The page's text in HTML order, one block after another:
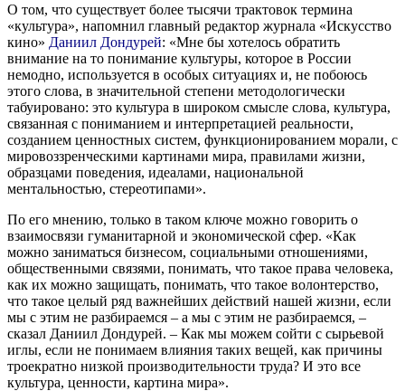
О том, что существует более тысячи трактовок термина
«культура», напомнил главный редактор журнала «Искусство
кино» Даниил Дондурей: «Мне бы хотелось обратить
внимание на то понимание культуры, которое в России
немодно, используется в особых ситуациях и, не побоюсь
этого слова, в значительной степени методологически
табуировано: это культура в широком смысле слова, культура,
связанная с пониманием и интерпретацией реальности,
созданием ценностных систем, функционированием морали, с
мировоззренческими картинами мира, правилами жизни,
образцами поведения, идеалами, национальной
ментальностью, стереотипами».
По его мнению, только в таком ключе можно говорить о
взаимосвязи гуманитарной и экономической сфер. «Как
можно заниматься бизнесом, социальными отношениями,
общественными связями, понимать, что такое права человека,
как их можно защищать, понимать, что такое волонтерство,
что такое целый ряд важнейших действий нашей жизни, если
мы с этим не разбираемся – а мы с этим не разбираемся, –
сказал Даниил Дондурей. – Как мы можем сойти с сырьевой
иглы, если не понимаем влияния таких вещей, как причины
троекратно низкой производительности труда? И это все
культура, ценности, картина мира».